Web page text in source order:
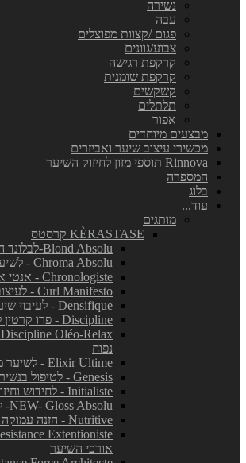
נשירה
עבה
פגום /קצוות מפוצלים
צבוע/גוונים
קרקפת רגישה
קרקפת שומנית
קשקשים
תלתלים
אפור
מבצעים מיוחדים
מכשירי עיצוב שיער ואביזרים
Rinnova תוספי מזון לחיזוק השיער
המספרה
בלוג
עוד...
מותגים
KÈRASTASE קרסטס
Blond Absolu-לבלונד המושלם
Chroma Absolu - לשיער צבוע
Chronologiste - אנטי אייג'ינג
Curl Manifesto - לעיצוב וטיפוח תלתלים
Densifique - לעיבוי שיער דליל וחלש
Discipline - פרו קרטין לשיער מרדני
נפוח
Elixir Ultime - לשיער מבריק וזוהר
Genesis - לטיפול בנשירת שיער
Initialiste - לחידוש וחיזוק השיער
NEW- Gloss Absolu- לברק עוצמתי
Nutritive - הזנה עמוקה לשיער יבש
אורכי השיער